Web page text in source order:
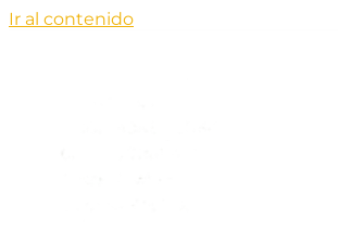
Ir al contenido